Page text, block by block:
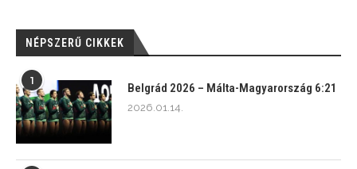
NÉPSZERŰ CIKKEK
1
Belgrád 2026 – Málta-Magyarország 6:21
2026.01.14.